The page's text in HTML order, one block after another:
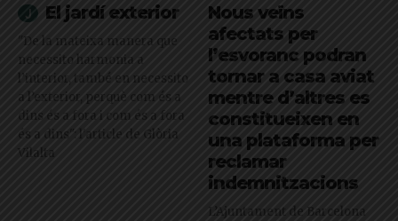
El jardí exterior
"De la mateixa manera que
necessito harmonia a
l’interior, també en necessito
a l’exterior, perquè com és a
dins és a fora i com és a fora
és a dins": l'article de Glòria
Vilalta
Nous veïns
afectats per
l’esvoranc podran
tornar a casa aviat
mentre d’altres es
constitueixen en
una plataforma per
reclamar
indemnitzacions
L’Ajuntament de Barcelona